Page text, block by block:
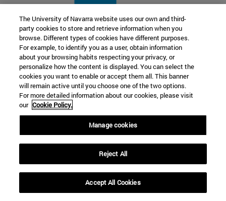
22 SEP
FUNCIÓN Y FICCIÓN. Varios artistas
Más información
The University of Navarra website uses our own and third-
party cookies to store and retrieve information when you
browse. Different types of cookies have different purposes.
For example, to identify you as a user, obtain information
about your browsing habits respecting your privacy, or
personalize how the content is displayed. You can select the
cookies you want to enable or accept them all. This banner
will remain active until you choose one of the two options.
For more detailed information about our cookies, please visit
our Cookie Policy.
Manage cookies
Reject All
Accept All Cookies